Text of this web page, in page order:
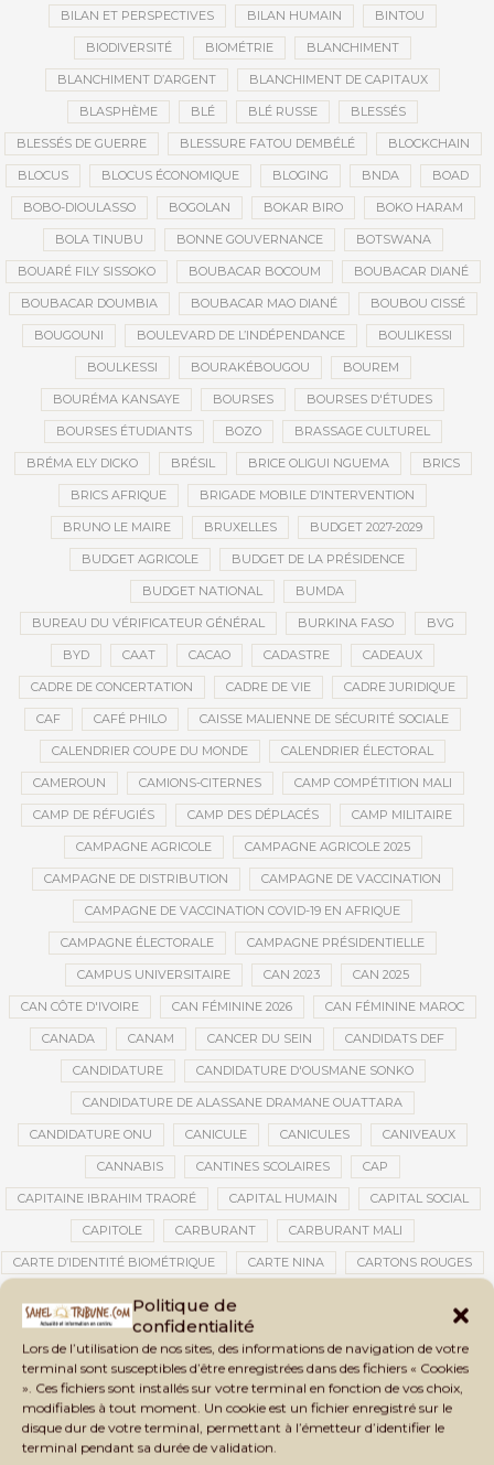
Politique de
confidentialité
Lors de l’utilisation de nos sites, des informations de navigation de votre
terminal sont susceptibles d’être enregistrées dans des fichiers « Cookies
». Ces fichiers sont installés sur votre terminal en fonction de vos choix,
modifiables à tout moment. Un cookie est un fichier enregistré sur le
disque dur de votre terminal, permettant à l’émetteur d’identifier le
terminal pendant sa durée de validation.
BILAN ET PERSPECTIVES BILAN HUMAIN BINTOU
BIODIVERSITÉ BIOMÉTRIE BLANCHIMENT
BLANCHIMENT D’ARGENT BLANCHIMENT DE CAPITAUX
BLASPHÈME BLÉ BLÉ RUSSE BLESSÉS
BLESSÉS DE GUERRE BLESSURE FATOU DEMBÉLÉ BLOCKCHAIN
BLOCUS BLOCUS ÉCONOMIQUE BLOGING BNDA BOAD
BOBO-DIOULASSO BOGOLAN BOKAR BIRO BOKO HARAM
BOLA TINUBU BONNE GOUVERNANCE BOTSWANA
BOUARÉ FILY SISSOKO BOUBACAR BOCOUM BOUBACAR DIANÉ
BOUBACAR DOUMBIA BOUBACAR MAO DIANÉ BOUBOU CISSÉ
BOUGOUNI BOULEVARD DE L’INDÉPENDANCE BOULIKESSI
BOULKESSI BOURAKÉBOUGOU BOUREM
BOURÉMA KANSAYE BOURSES BOURSES D'ÉTUDES
BOURSES ÉTUDIANTS BOZO BRASSAGE CULTUREL
BRÉMA ELY DICKO BRÉSIL BRICE OLIGUI NGUEMA BRICS
BRICS AFRIQUE BRIGADE MOBILE D’INTERVENTION
BRUNO LE MAIRE BRUXELLES BUDGET 2027-2029
BUDGET AGRICOLE BUDGET DE LA PRÉSIDENCE
BUDGET NATIONAL BUMDA
BUREAU DU VÉRIFICATEUR GÉNÉRAL BURKINA FASO BVG
BYD CAAT CACAO CADASTRE CADEAUX
CADRE DE CONCERTATION CADRE DE VIE CADRE JURIDIQUE
CAF CAFÉ PHILO CAISSE MALIENNE DE SÉCURITÉ SOCIALE
CALENDRIER COUPE DU MONDE CALENDRIER ÉLECTORAL
CAMEROUN CAMIONS-CITERNES CAMP COMPÉTITION MALI
CAMP DE RÉFUGIÉS CAMP DES DÉPLACÉS CAMP MILITAIRE
CAMPAGNE AGRICOLE CAMPAGNE AGRICOLE 2025
CAMPAGNE DE DISTRIBUTION CAMPAGNE DE VACCINATION
CAMPAGNE DE VACCINATION COVID-19 EN AFRIQUE
CAMPAGNE ÉLECTORALE CAMPAGNE PRÉSIDENTIELLE
CAMPUS UNIVERSITAIRE CAN 2023 CAN 2025
CAN CÔTE D'IVOIRE CAN FÉMININE 2026 CAN FÉMININE MAROC
CANADA CANAM CANCER DU SEIN CANDIDATS DEF
CANDIDATURE CANDIDATURE D'OUSMANE SONKO
CANDIDATURE DE ALASSANE DRAMANE OUATTARA
CANDIDATURE ONU CANICULE CANICULES CANIVEAUX
CANNABIS CANTINES SCOLAIRES CAP
CAPITAINE IBRAHIM TRAORÉ CAPITAL HUMAIN CAPITAL SOCIAL
CAPITOLE CARBURANT CARBURANT MALI
CARTE D’IDENTITÉ BIOMÉTRIQUE CARTE NINA CARTONS ROUGES
CATASTROPHES CLIMATIQUES
CAUTION 10 000 DOLLARS CAUTION DE VISA CDAT CECOGEC
CEDEAO CÉDÉAO CEI CÉLÉBRATION NATIONALE CEMAC
CEMAPI CEN-SNESUP CENOU CENSURE
CENTRAFRIQUE CENTRALE SOLAIRE